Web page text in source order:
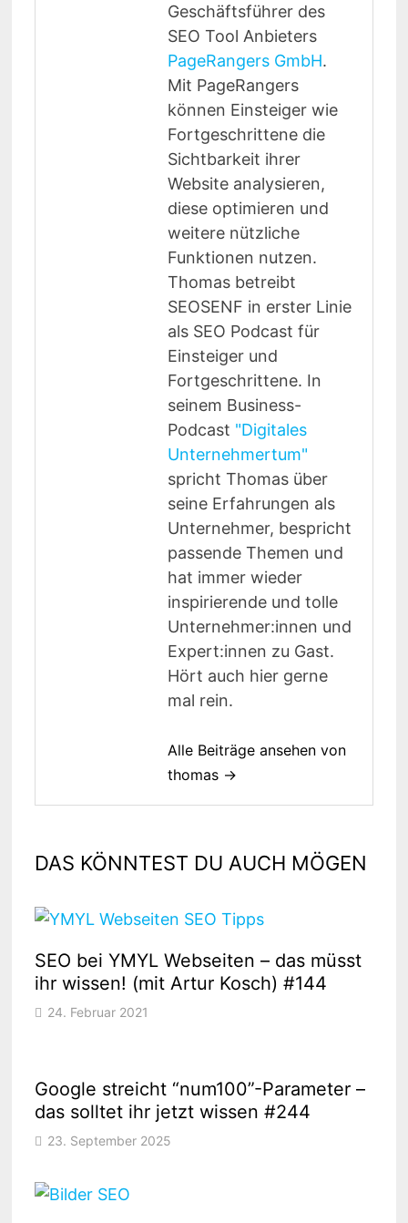
Geschäftsführer des
SEO Tool Anbieters
PageRangers GmbH.
Mit PageRangers
können Einsteiger wie
Fortgeschrittene die
Sichtbarkeit ihrer
Website analysieren,
diese optimieren und
weitere nützliche
Funktionen nutzen.
Thomas betreibt
SEOSENF in erster Linie
als SEO Podcast für
Einsteiger und
Fortgeschrittene. In
seinem Business-
Podcast "Digitales
Unternehmertum"
spricht Thomas über
seine Erfahrungen als
Unternehmer, bespricht
passende Themen und
hat immer wieder
inspirierende und tolle
Unternehmer:innen und
Expert:innen zu Gast.
Hört auch hier gerne
mal rein.
Alle Beiträge ansehen von
thomas →
DAS KÖNNTEST DU AUCH MÖGEN
SEO bei YMYL Webseiten – das müsst
ihr wissen! (mit Artur Kosch) #144
24. Februar 2021
Google streicht “num100”-Parameter –
das solltet ihr jetzt wissen #244
23. September 2025